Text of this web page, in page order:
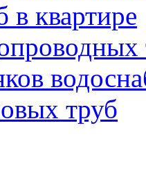
в квартире
труб